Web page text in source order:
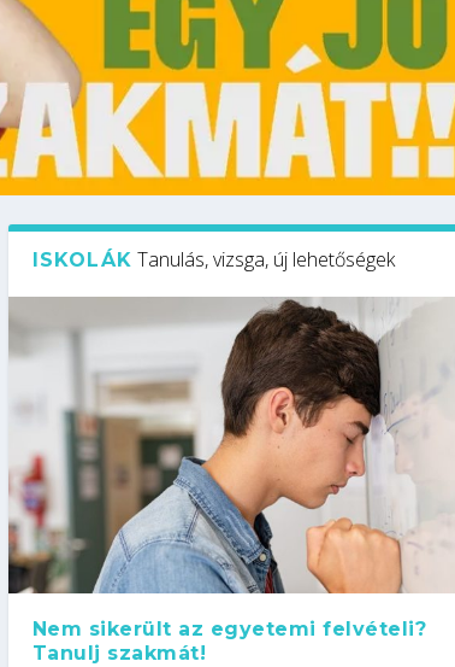
ISKOLÁK Tanulás, vizsga, új lehetőségek
Nem sikerült az egyetemi felvételi?
Tanulj szakmát!